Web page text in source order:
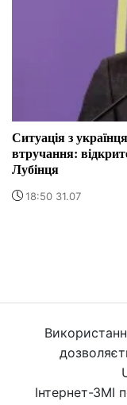
Ситуація з
втручання:
Лубінця
18:50 31.07
Інтернет-ЗМІ